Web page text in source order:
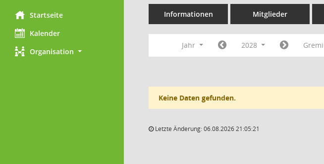
Startseite
Kalender
Organisation
Informationen Mitglieder
Jahr 2028
Keine Daten gefunden.
Letzte Änderung: 06.08.2026 21:05:21